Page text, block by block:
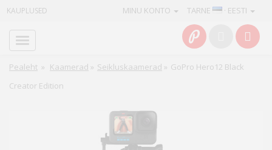
KAUPLUSED TARNE · EESTI
MINU KONTO
Pealeht » Kaamerad » Seikluskaamerad » GoPro Hero12 Black
Creator Edition
Info
Teenused